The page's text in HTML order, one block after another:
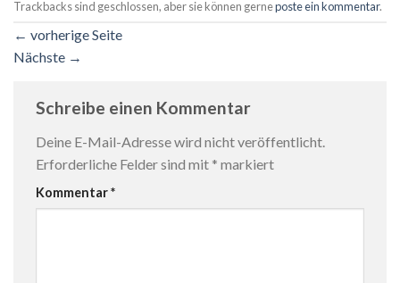
Trackbacks sind geschlossen, aber sie können gerneposte ein kommentar.
← vorherige Seite
Nächste →
Schreibe einen Kommentar
Deine E-Mail-Adresse wird nicht veröffentlicht.
Erforderliche Felder sind mit * markiert
Kommentar*